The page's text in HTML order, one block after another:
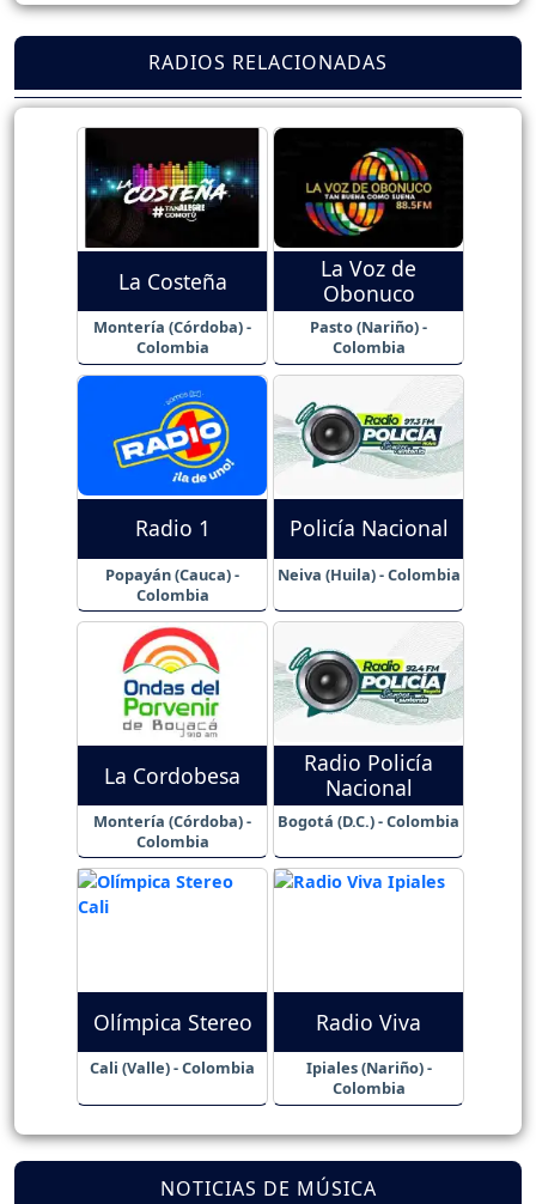
RADIOS RELACIONADAS
La Costeña
Montería (Córdoba) -
Colombia
La Voz de
Obonuco
Pasto (Nariño) -
Colombia
Radio 1
Popayán (Cauca) -
Colombia
Policía Nacional
Neiva (Huila) - Colombia
La Cordobesa
Montería (Córdoba) -
Colombia
Radio Policía
Nacional
Bogotá (D.C.) - Colombia
Olímpica Stereo
Cali (Valle) - Colombia
Radio Viva
Ipiales (Nariño) -
Colombia
NOTICIAS DE MÚSICA